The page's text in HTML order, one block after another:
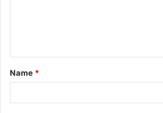
Name *